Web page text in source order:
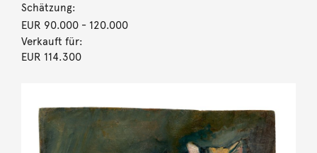
Schätzung:
EUR 90.000- 120.000
Verkauft für:
EUR 114.300